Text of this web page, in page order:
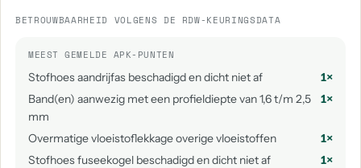
BETROUWBAARHEID VOLGENS DE RDW-KEURINGSDATA
MEEST GEMELDE APK-PUNTEN
Stofhoes aandrijfas beschadigd en dicht niet af
1×
Band(en) aanwezig met een profieldiepte van 1,6 t/m 2,5
mm
1×
Overmatige vloeistoflekkage overige vloeistoffen
1×
Stofhoes fuseekogel beschadigd en dicht niet af
1×